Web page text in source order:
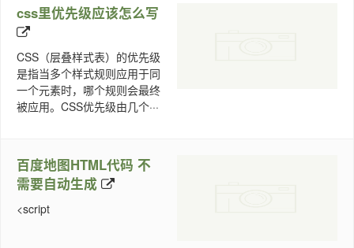
css里优先级应该怎么写
CSS（层叠样式表）的优先级
是指当多个样式规则应用于同
一个元素时，哪个规则会最终
被应用。CSS优先级由几个···
百度地图HTML代码 不
需要自动生成
<script